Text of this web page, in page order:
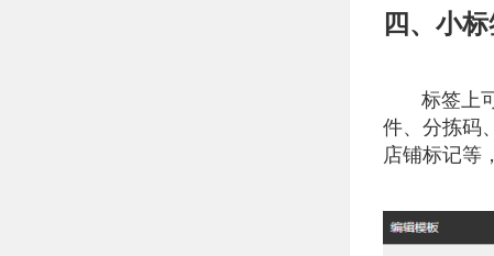
四、小
标签上可
件、分拣码
店铺标记等